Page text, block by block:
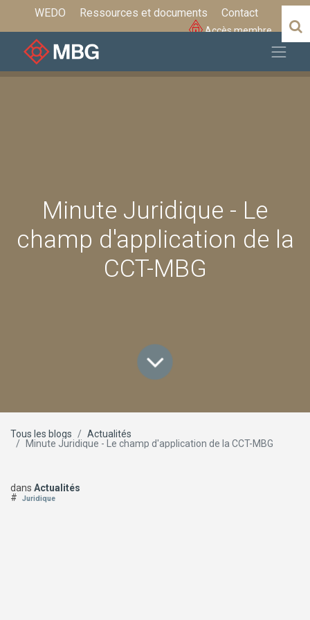
WEDO Ressources et documents Contact
Accès membre
Minute Juridique - Le
champ d'application de la
CCT-MBG
Tous les blogs
Actualités
Minute Juridique - Le champ d'application de la CCT-MBG
dans Actualités
#
Juridique